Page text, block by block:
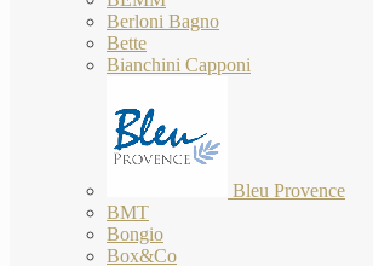
Berloni Bagno
Bette
Bianchini Capponi
Bleu Provence
BMT
Bongio
Box&Co